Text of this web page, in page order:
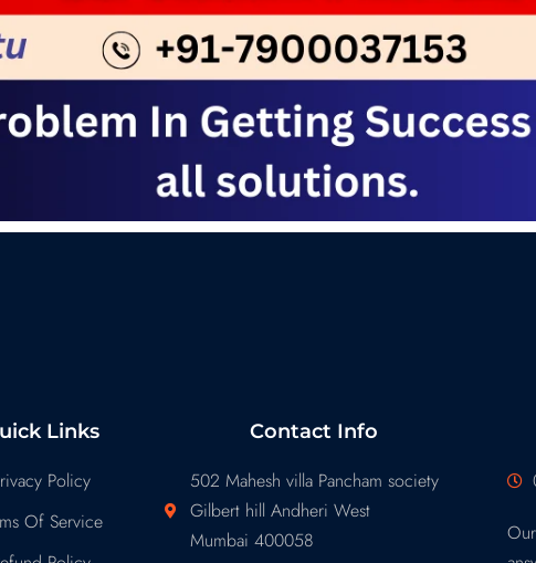
Links
Policy
Of Service
Contact Info
502 Mahesh villa Pancham society
Gilbert hill Andheri West
Mumbai 400058